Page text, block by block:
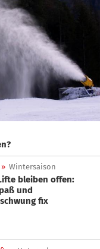
» Wintersaison
und
fix